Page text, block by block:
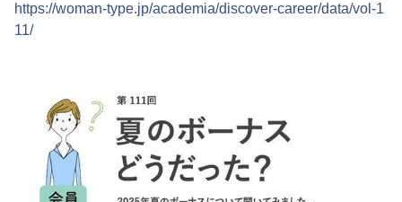
https://woman-type.jp/academia/discover-career/data/vol-1
11/